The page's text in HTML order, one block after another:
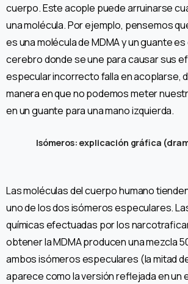
cuerpo. Este acople puede arruinarse
una molécula. Por ejemplo, pensemos
es una molécula de MDMA y un guante es
cerebro donde se une para causar sus
especular incorrecto falla en acoplarse,
manera en que no podemos meter
en un guante para una mano izquierda.
Isómeros: explicación gráfica
Las moléculas del cuerpo humano
uno de los dos isómeros especulares.
químicas efectuadas por los
obtener la MDMA producen una mezcla
ambos isómeros especulares (la mitad
aparece como la versión reflejada en un